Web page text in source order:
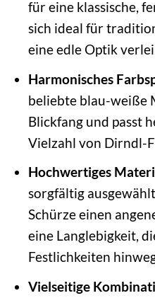
für eine klassische,
sich ideal für
eine edle Optik
Harmonisches
beliebte blau-weiße
Blickfang und passt
Vielzahl von Dirndl-
Hochwertiges
sorgfältig
Schürze einen
eine Langlebigkeit,
Festlichkeiten
Vielseitige